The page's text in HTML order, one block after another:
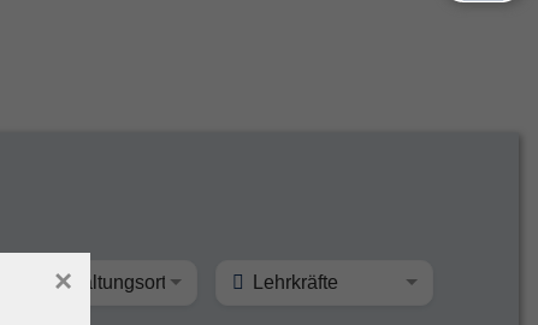
Veranstaltungsort Lehrkräfte
×